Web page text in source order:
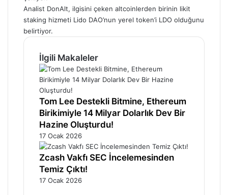
Analist DonAlt, ilgisini çeken altcoinlerden birinin likit
staking hizmeti Lido DAO’nun yerel token’i LDO olduğunu
belirtiyor.
İlgili Makaleler
Tom Lee Destekli Bitmine, Ethereum
Birikimiyle 14 Milyar Dolarlık Dev Bir
Hazine Oluşturdu!
17 Ocak 2026
Zcash Vakfı SEC İncelemesinden
Temiz Çıktı!
17 Ocak 2026